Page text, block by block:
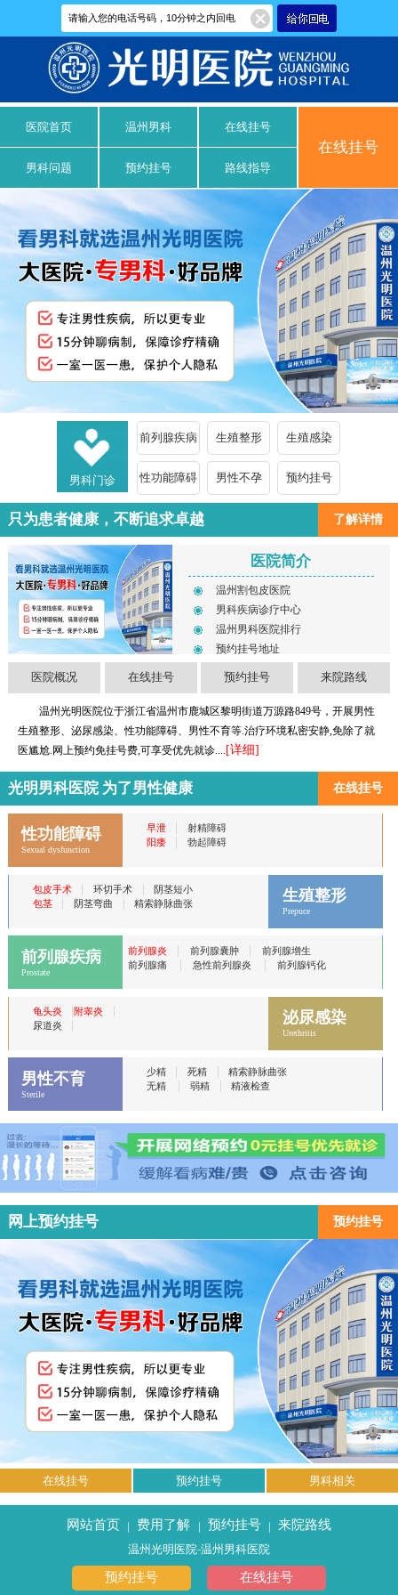
医院首页 温州男科 在线挂号
男科问题 预约挂号 路线指导
在线挂号
男科门诊
前列腺疾病 生殖整形 生殖感染
性功能障碍 男性不孕 预约挂号
只为患者健康，不断追求卓越 了解详情
医院简介
温州割包皮医院
男科疾病诊疗中心
温州男科医院排行
预约挂号地址
医院概况 在线挂号 预约挂号 来院路线
温州光明医院位于浙江省温州市鹿城区黎明街道万源路849号，开展男性
生殖整形、泌尿感染、性功能障碍、男性不育等.治疗环境私密安静,免除了就
医尴尬.网上预约免挂号费,可享受优先就诊.... [详细]
光明男科医院 为了男性健康 在线挂号
性功能障碍
Sexual dysfunction
早泄
射精障碍
阳痿
勃起障碍
包皮手术 | 环切手术 |
阴茎短小
包茎
| 阴茎弯曲 | 精索静脉曲张 生殖整形
Prepuce
前列腺疾病
Prostate
前列腺炎 前列腺囊肿
前列腺增生
前列腺痛
急性前列腺炎 前列腺钙化
龟头炎 |附睾炎
尿道炎 泌尿感染
Urethritis
男性不育
Sterile
少精 死精
精索静脉曲张
无精
弱精 精液检查
网上预约挂号 预约挂号
在线挂号 预约挂号 男科相关
网站首页 | 费用了解 | 预约挂号 | 来院路线
温州光明医院-温州男科医院
预约挂号 在线挂号